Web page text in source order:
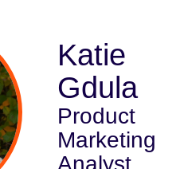
Katie
Gdula
Product
Marketing
Analyst